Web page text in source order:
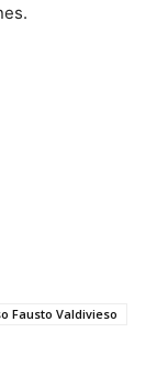
Fausto Valdivieso